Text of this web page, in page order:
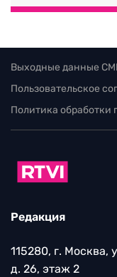
Выходные данные
Пользовательское
Политика обработки
Редакция
115280, г. Москва,
д. 26, этаж 2